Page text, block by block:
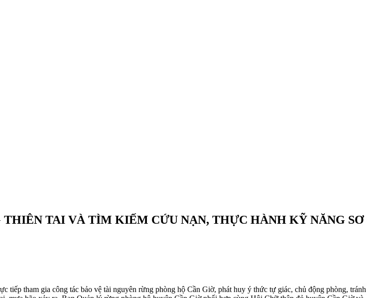
TAI VÀ TÌM KIẾM CỨU NẠN, THỰC HÀNH KỸ NĂNG SƠ
tham gia công tác bảo vệ tài nguyên rừng phòng hộ Cần Giờ, phát huy ý thức tự giác, chủ động phòng, tránh